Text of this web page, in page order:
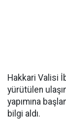
Hakkari Valisi
yürütülen
yapımına
bilgi aldı.